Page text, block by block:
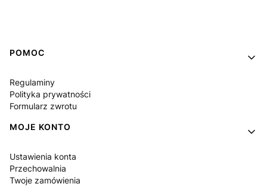
Linki w stopce
POMOC
Regulaminy
Polityka prywatności
Formularz zwrotu
MOJE KONTO
Ustawienia konta
Przechowalnia
Twoje zamówienia